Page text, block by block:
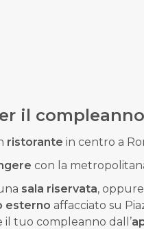
il
ristorante in centro a
con la
sala riservata,
esterno affacciato su
il tuo compleanno dall’